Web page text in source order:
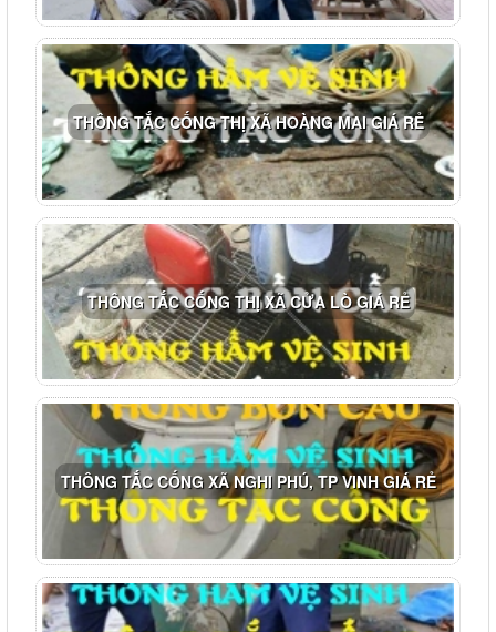
THÔNG TẮC CỐNG THỊ XÃ HOÀNG MAI GIÁ RẺ
THÔNG TẮC CỐNG THỊ XÃ CỬA LÒ GIÁ RẺ
THÔNG TẮC CỐNG XÃ NGHI PHÚ, TP VINH GIÁ RẺ